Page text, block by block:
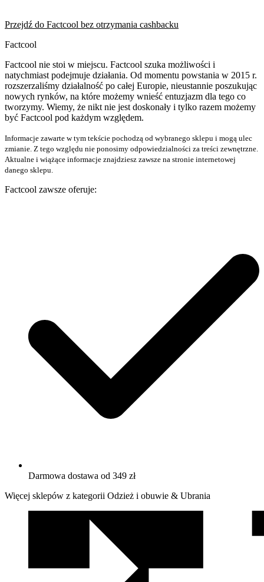
Przejdź do Factcool bez otrzymania cashbacku
Factcool
Factcool nie stoi w miejscu. Factcool szuka możliwości i
natychmiast podejmuje działania. Od momentu powstania w 2015 r.
rozszerzaliśmy działalność po całej Europie, nieustannie poszukując
nowych rynków, na które możemy wnieść entuzjazm dla tego co
tworzymy. Wiemy, że nikt nie jest doskonały i tylko razem możemy
być Factcool pod każdym względem.
Informacje zawarte w tym tekście pochodzą od wybranego sklepu i mogą ulec
zmianie. Z tego względu nie ponosimy odpowiedzialności za treści zewnętrzne.
Aktualne i wiążące informacje znajdziesz zawsze na stronie internetowej
danego sklepu.
Factcool zawsze oferuje:
Darmowa dostawa od 349 zł
Więcej sklepów z kategorii Odzież i obuwie & Ubrania